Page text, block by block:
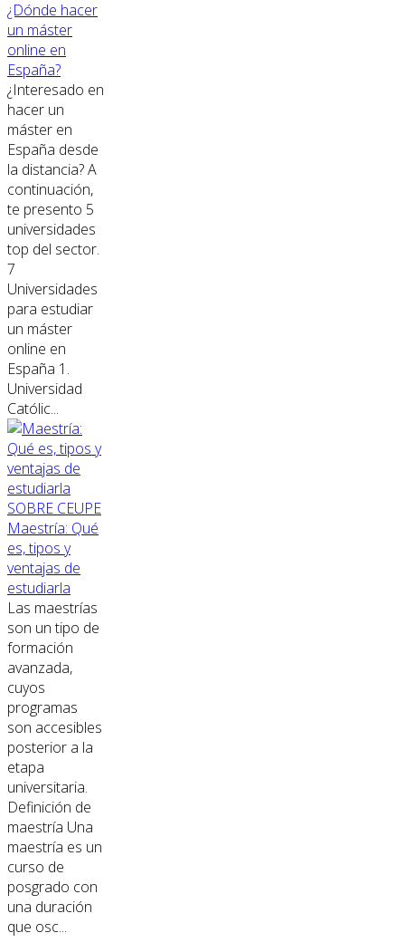
¿Dónde hacer
un máster
online en
España?
¿Interesado en
hacer un
máster en
España desde
la distancia? A
continuación,
te presento 5
universidades
top del sector.
7
Universidades
para estudiar
un máster
online en
España 1.
Universidad
Católic...
SOBRE CEUPE
Maestría: Qué
es, tipos y
ventajas de
estudiarla
Las maestrías
son un tipo de
formación
avanzada,
cuyos
programas
son accesibles
posterior a la
etapa
universitaria.
Definición de
maestría Una
maestría es un
curso de
posgrado con
una duración
que osc...